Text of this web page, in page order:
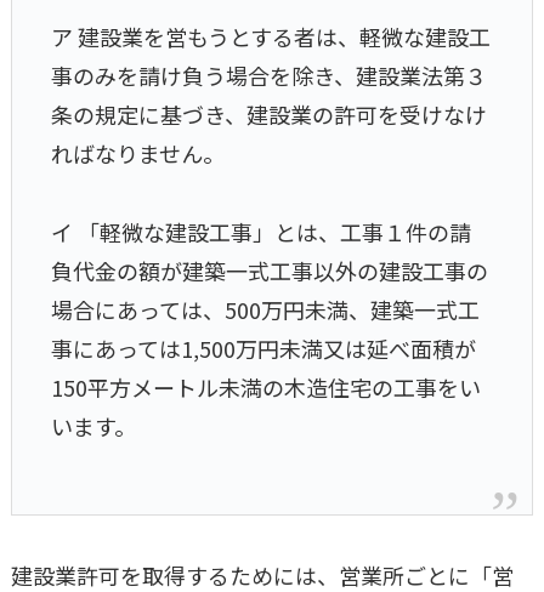
ア 建設業を営もうとする者は、軽微な建設工
事のみを請け負う場合を除き、建設業法第３
条の規定に基づき、建設業の許可を受けなけ
ればなりません。
イ 「軽微な建設工事」とは、工事１件の請
負代金の額が建築一式工事以外の建設工事の
場合にあっては、500万円未満、建築一式工
事にあっては1,500万円未満又は延べ面積が
150平方メートル未満の木造住宅の工事をい
います。
建設業許可を取得するためには、営業所ごとに「営